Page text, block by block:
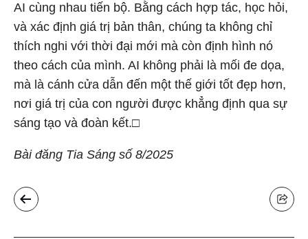
AI cùng nhau tiến bộ. Bằng cách hợp tác, học hỏi,
và xác định giá trị bản thân, chúng ta không chỉ
thích nghi với thời đại mới mà còn định hình nó
theo cách của mình. AI không phải là mối đe dọa,
mà là cánh cửa dẫn đến một thế giới tốt đẹp hơn,
nơi giá trị của con người được khẳng định qua sự
sáng tạo và đoàn kết.□
Bài đăng Tia Sáng số 8/2025